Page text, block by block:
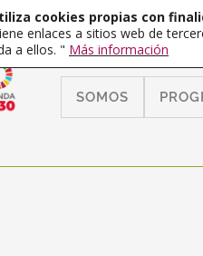
SOMOS
cookies propias con
enlaces a sitios web de
a ellos. " Más información